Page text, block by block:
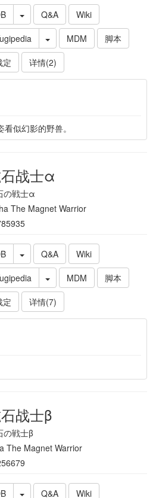
Q&A
Wiki
MDM
脚本
定
详情(2)
似幻影的野兽。
战士α
の戦士α
The Magnet Warrior
Q&A
Wiki
MDM
脚本
定
详情(7)
战士β
の戦士β
The Magnet Warrior
Q&A
Wiki